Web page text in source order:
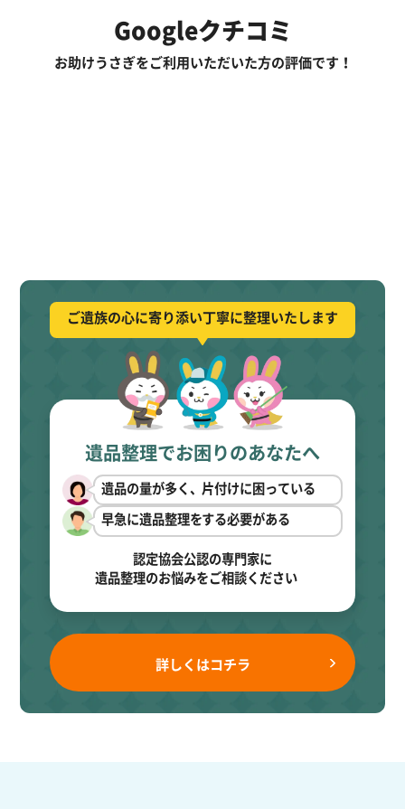
Googleクチコミ
お助けうさぎをご利用いただいた方の評価です！
ご遺族の心に寄り添い丁寧に整理いたします
遺品整理でお困りのあなたへ
遺品の量が多く、片付けに困っている
早急に遺品整理をする必要がある
認定協会公認の専門家に
遺品整理のお悩みをご相談ください
詳しくはコチラ